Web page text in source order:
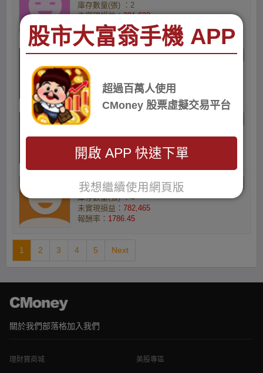
庫存數量(張) ：2
未實現損益：391,633
報酬率：1821.55
Tina Yang的股市阿土伯
庫存數量(張) ：1
未實現損益：
報酬率：1812.65
tsai77618的股市菜鳥
未實現損益：
782,665
報酬率：1795.1
Jack913wu的小資族
庫存數量(張) ：4
未實現損益： 782,465
報酬率： 1786.45
1 2 3 4 5 Next
關於我們部落格加入我們
理財寶商城 美股專區
股市大富翁手機 APP
超過百萬人使用
CMoney 股票虛擬交易平台
開啟 APP 快速下單
我想繼續使用網頁版